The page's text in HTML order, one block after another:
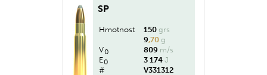
SP
Hmotnost 150 grs
9,70 g
V0 809 m/s
E0 3 174 J
#
V331312